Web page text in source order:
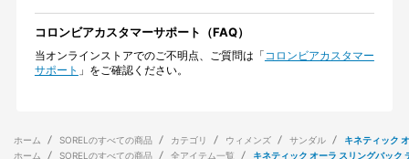
コロンビアカスタマーサポート（FAQ）
当オンラインストアでのご不明点、ご質問は「 コロンビアカスタマー
サポート 」をご確認ください。
ホーム SORELのすべての商品 カテゴリ ウィメンズ サンダル
キネティック
ホーム
SORELのすべての商品 全アイテム一覧 キネティック オーラ スリングバック